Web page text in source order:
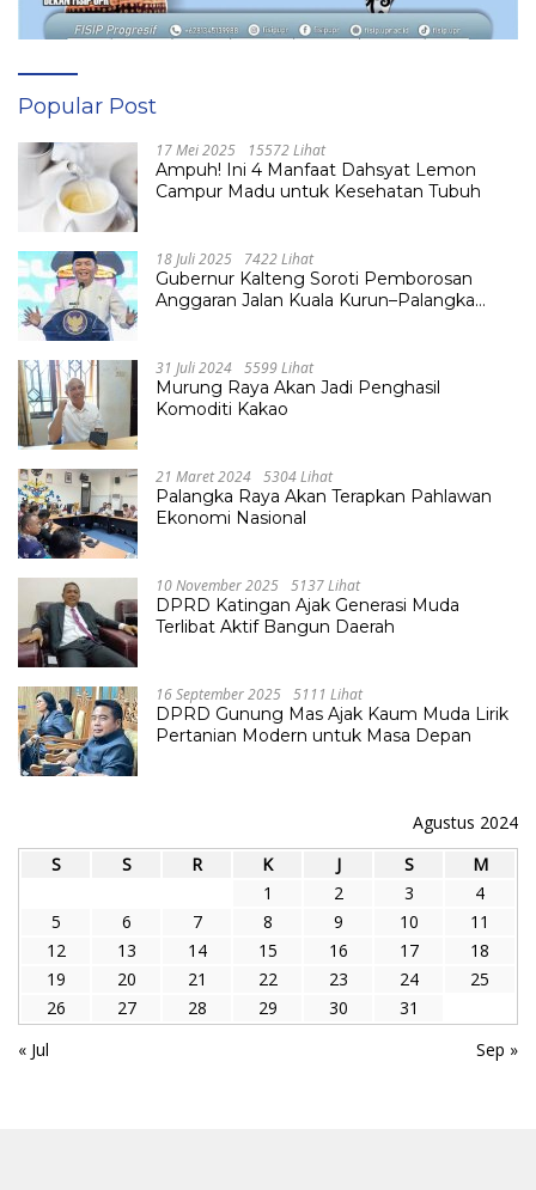
Popular Post
17 Mei 2025 15572 Lihat
Ampuh! Ini 4 Manfaat Dahsyat Lemon
Campur Madu untuk Kesehatan Tubuh
18 Juli 2025 7422 Lihat
Gubernur Kalteng Soroti Pemborosan
Anggaran Jalan Kuala Kurun–Palangka
31 Juli 2024 5599 Lihat
Murung Raya Akan Jadi Penghasil
Komoditi Kakao
21 Maret 2024 5304 Lihat
Palangka Raya Akan Terapkan Pahlawan
Ekonomi Nasional
10 November 2025 5137 Lihat
DPRD Katingan Ajak Generasi Muda
Terlibat Aktif Bangun Daerah
16 September 2025 5111 Lihat
DPRD Gunung Mas Ajak Kaum Muda Lirik
Pertanian Modern untuk Masa Depan
Agustus 2024
S
S R K J S
M
1
2 3
4
5
6 7 8 9 10
11
12
13 14 15 16 17
18
19
20 21 22 23 24
25
26
27 28 29 30
31
« Jul
Sep »